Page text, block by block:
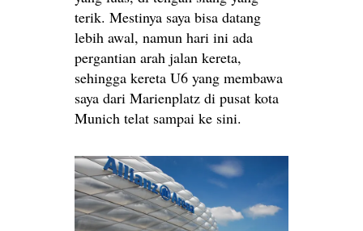
terik. Mestinya saya bisa datang
lebih awal, namun hari ini ada
pergantian arah jalan kereta,
sehingga kereta U6 yang membawa
saya dari Marienplatz di pusat kota
Munich telat sampai ke sini.